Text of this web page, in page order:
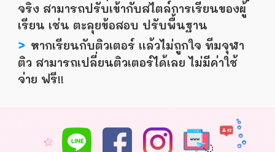
จริง สามารถปรับเข้ากับสไตล์การเรียนของผู้
เรียน เช่น ตะลุยข้อสอบ ปรับพื้นฐาน
> หากเรียนกับติวเตอร์ เเล้วไม่ถูกใจ ทีมจุฬา
ติว สามารถเปลี่ยนติวเตอร์ได้เลย ไม่มีค่าใช้
จ่าย ฟรี!!